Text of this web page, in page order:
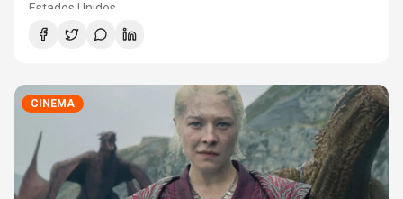
Estados Unidos
CINEMA